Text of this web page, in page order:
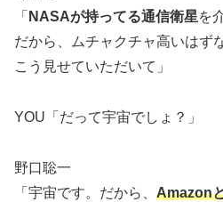
「 NASAが持ってる通信衛星を
だから、ムチャクチャ高いはず
こう見せていただいて」
YOU「だって宇宙でしょ？」
野口聡一
「宇宙です。だから、 Amazon